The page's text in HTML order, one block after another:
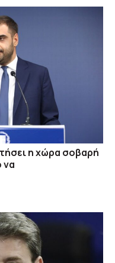
η χώρα σοβαρή
να